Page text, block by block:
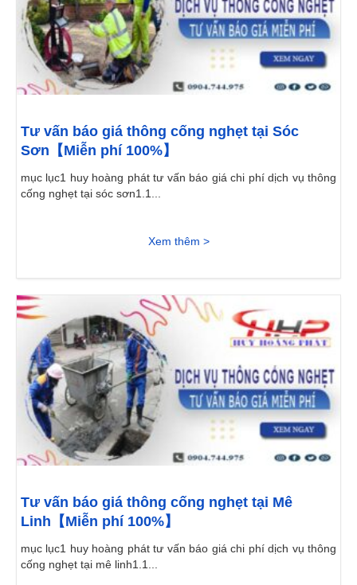
Tư vấn báo giá thông cống nghẹt tại Sóc
Sơn【Miễn phí 100%】
mục lục1 huy hoàng phát tư vấn báo giá chi phí dịch vụ thông
cống nghẹt tại sóc sơn1.1...
Xem thêm >
Tư vấn báo giá thông cống nghẹt tại Mê
Linh【Miễn phí 100%】
mục lục1 huy hoàng phát tư vấn báo giá chi phí dịch vụ thông
cống nghẹt tại mê linh1.1...